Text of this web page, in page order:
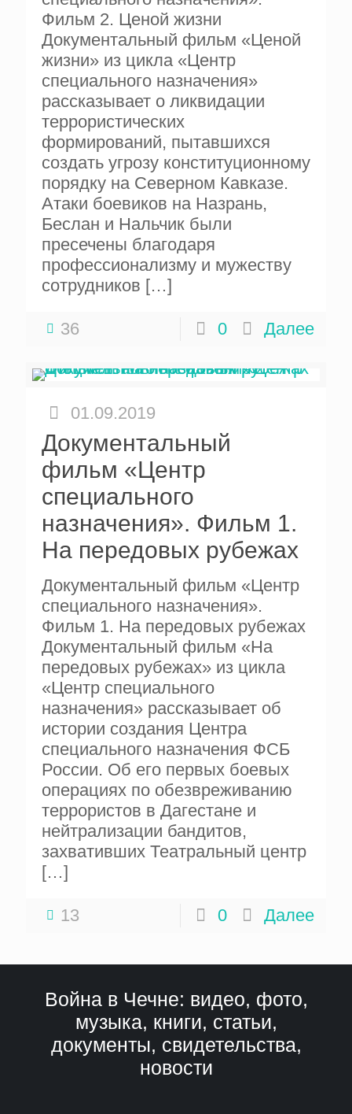
Фильм 2. Ценой жизни
Документальный фильм «Ценой
жизни» из цикла «Центр
специального назначения»
рассказывает о ликвидации
террористических
формирований, пытавшихся
создать угрозу конституционному
порядку на Северном Кавказе.
Атаки боевиков на Назрань,
Беслан и Нальчик были
пресечены благодаря
профессионализму и мужеству
сотрудников […]
36 0 Далее
01.09.2019
Документальный
фильм «Центр
специального
назначения». Фильм 1.
На передовых рубежах
Документальный фильм «Центр
специального назначения».
Фильм 1. На передовых рубежах
Документальный фильм «На
передовых рубежах» из цикла
«Центр специального
назначения» рассказывает об
истории создания Центра
специального назначения ФСБ
России. Об его первых боевых
операциях по обезвреживанию
террористов в Дагестане и
нейтрализации бандитов,
захвативших Театральный центр
[…]
13 0 Далее
Война в Чечне: видео, фото,
музыка, книги, статьи,
документы, свидетельства,
новости